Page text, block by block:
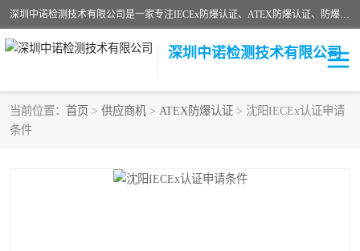
深圳中诺检测技术有限公司是一家专注IECEx防爆认证、ATEX防爆认证、防爆电气检测、防爆合格证、煤安认证等代理机构，可为客户提供从防爆设计、认证、现场检查、工程施工改造、培训等一站式服务。
深圳中诺检测技术有限公司
当前位置： 首页 > 供应商机 > ATEX防爆认证 > 沈阳IECEx认证申请
条件
ATEX防爆认证
现场防爆检测